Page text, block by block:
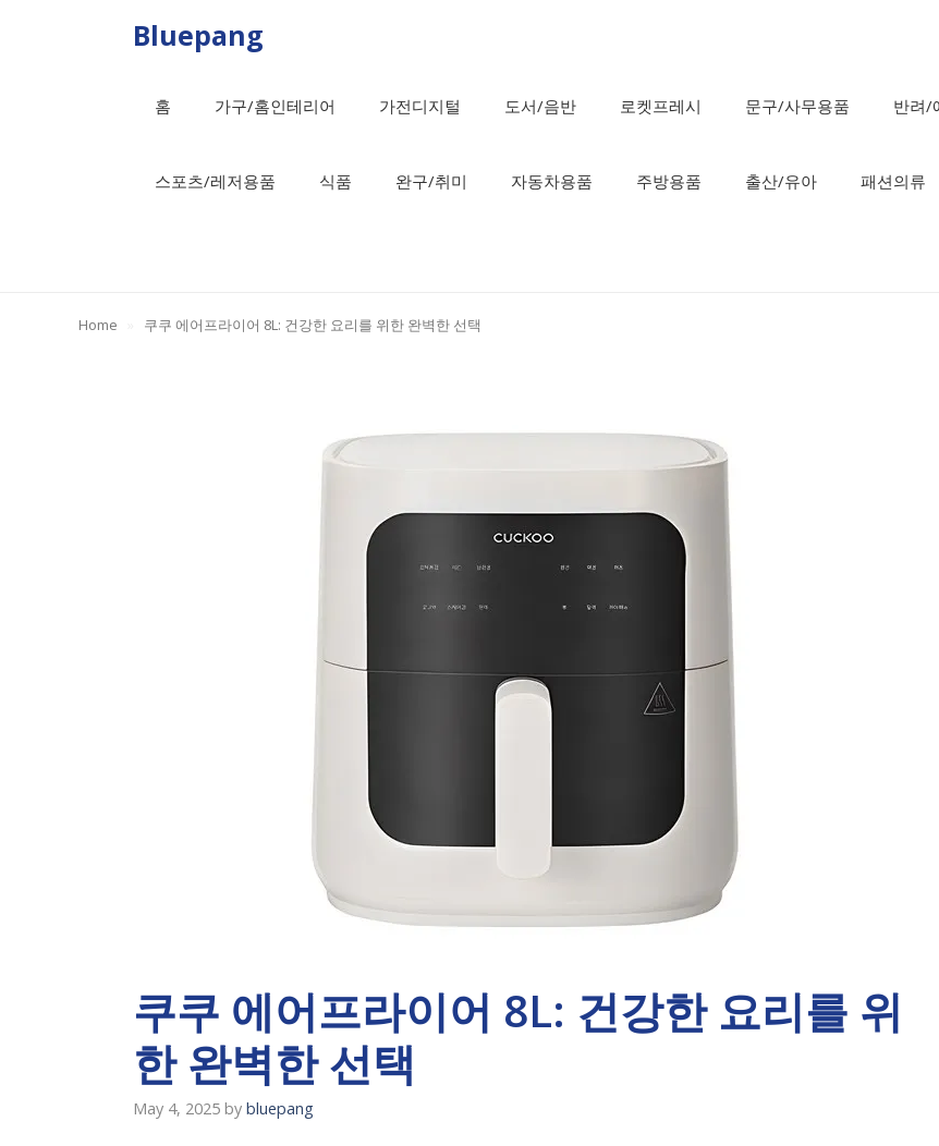
Bluepang
홈 가구/홈인테리어 가전디지털 도서/음반 로켓프레시 문구/사무용품 반려/
스포츠/레저용품 식품 완구/취미 자동차용품 주방용품 출산/유아 패션의류
Home 쿠쿠 에어프라이어 8L: 건강한 요리를 위한 완벽한 선택
쿠쿠 에어프라이어 8L: 건강한 요리를 위
한 완벽한 선택
May 4, 2025 by bluepang